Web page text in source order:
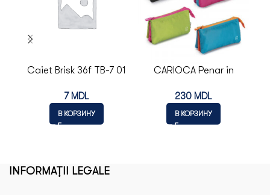
Caiet Brisk 36f TB-7 01
7 MDL
В КОРЗИНУ
CARIOCA Penar in
230 MDL
В КОРЗИНУ
INFORMAȚII LEGALE